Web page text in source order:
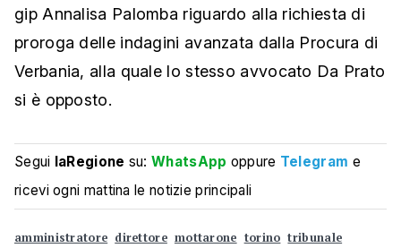
gip Annalisa Palomba riguardo alla richiesta di
proroga delle indagini avanzata dalla Procura di
Verbania, alla quale lo stesso avvocato Da Prato
si è opposto.
Segui laRegione su:WhatsApp oppure Telegram e
ricevi ogni mattina le notizie principali
amministratore direttore mottarone torino tribunale